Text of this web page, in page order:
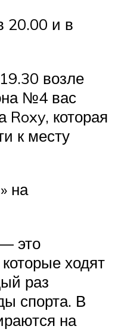
20.00 и в
возле
№4 вас
Roxy, которая
к месту
на
это
ходят
раз
спорта. В
на